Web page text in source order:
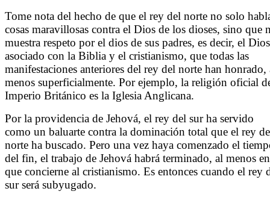
Tome nota del hecho de que el rey del norte no solo
cosas maravillosas contra el Dios de los dioses, sino que
muestra respeto por el dios de sus padres, es decir, el Dios
asociado con la Biblia y el cristianismo, que todas las
manifestaciones anteriores del rey del norte han honrado,
menos superficialmente. Por ejemplo, la religión oficial
Imperio Británico es la Iglesia Anglicana.
Por la providencia de Jehová, el rey del sur ha servido
como un baluarte contra la dominación total que el rey
norte ha buscado. Pero una vez haya comenzado el
del fin, el trabajo de Jehová habrá terminado, al menos
que concierne al cristianismo. Es entonces cuando el rey
sur será subyugado.